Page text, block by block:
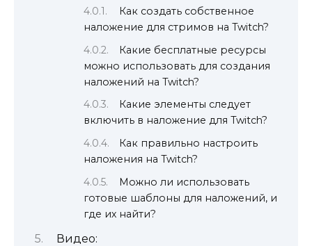
Как создать собственное
наложение для стримов на Twitch?
Какие бесплатные ресурсы
можно использовать для создания
наложений на Twitch?
Какие элементы следует
включить в наложение для Twitch?
Как правильно настроить
наложения на Twitch?
Можно ли использовать
готовые шаблоны для наложений, и
где их найти?
Видео: